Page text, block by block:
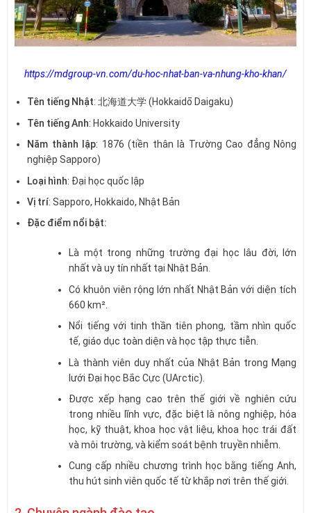
https://mdgroup-vn.com/du-hoc-nhat-ban-va-nhung-kho-khan/
Tên tiếng Nhật: 北海道大学 (Hokkaidō Daigaku)
Tên tiếng Anh: Hokkaido University
Năm thành lập: 1876 (tiền thân là Trường Cao đẳng Nông
nghiệp Sapporo)
Loại hình: Đại học quốc lập
Vị trí: Sapporo, Hokkaido, Nhật Bản
Đặc điểm nổi bật:
Là một trong những trường đại học lâu đời, lớn
nhất và uy tín nhất tại Nhật Bản.
Có khuôn viên rộng lớn nhất Nhật Bản với diện tích
660 km².
Nổi tiếng với tinh thần tiên phong, tầm nhìn quốc
tế, giáo dục toàn diện và học tập thực tiễn.
Là thành viên duy nhất của Nhật Bản trong Mạng
lưới Đại học Bắc Cực (UArctic).
Được xếp hạng cao trên thế giới về nghiên cứu
trong nhiều lĩnh vực, đặc biệt là nông nghiệp, hóa
học, kỹ thuật, khoa học vật liệu, khoa học trái đất
và môi trường, và kiểm soát bệnh truyền nhiễm.
Cung cấp nhiều chương trình học bằng tiếng Anh,
thu hút sinh viên quốc tế từ khắp nơi trên thế giới.